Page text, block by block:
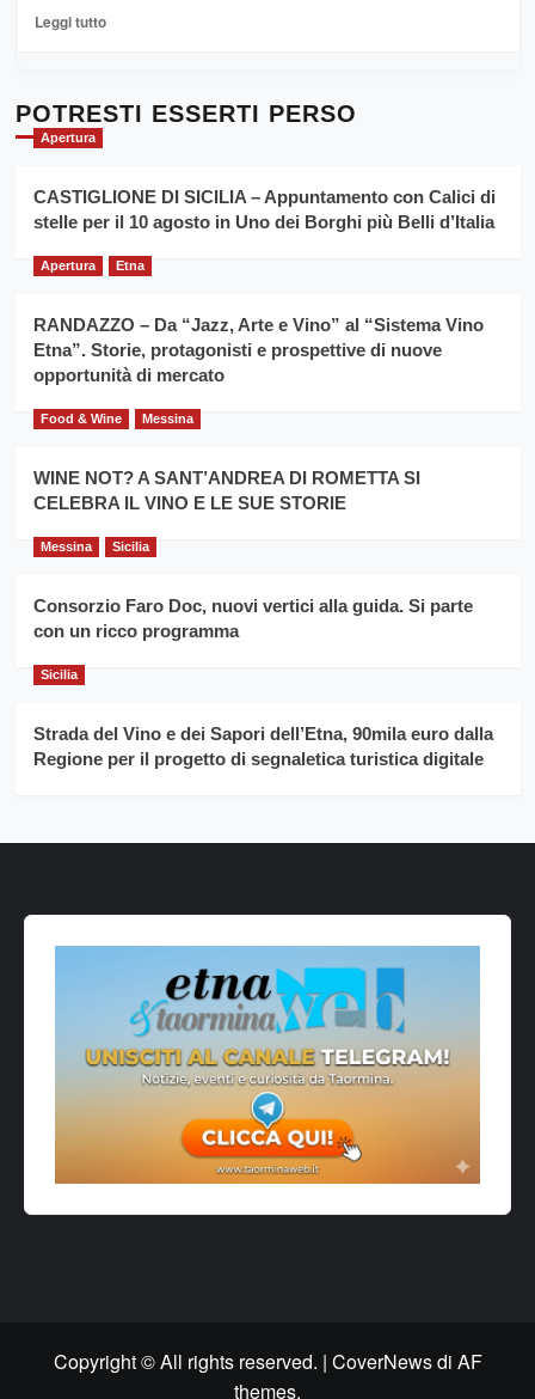
Sicilia
l’
evento
la
filiera
grano
Leggi tuttoLeggi
Cronoscalata
per
il
anno
Franco
Caruso
POTRESTI ESSERTI PERSO
Apertura
CASTIGLIONE DI SICILIA – Appuntamento con Calici di
stelle per il 10 agosto in Uno dei Borghi più Belli d’Italia
Apertura Etna
RANDAZZO – Da “Jazz, Arte e Vino” al “Sistema Vino
Etna”. Storie, protagonisti e prospettive di nuove
opportunità di mercato
Food & Wine Messina
WINE NOT? A SANT’ANDREA DI ROMETTA SI
CELEBRA IL VINO E LE SUE STORIE
Messina Sicilia
Consorzio Faro Doc, nuovi vertici alla guida. Si parte
con un ricco programma
Sicilia
Strada del Vino e dei Sapori dell’Etna, 90mila euro dalla
Regione per il progetto di segnaletica turistica digitale
Copyright © All rights reserved. | CoverNewsdi AF
themes.